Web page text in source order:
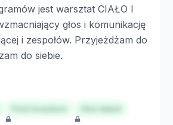
jest warsztat CIAŁO I
głos i komunikację
i zespołów. Przyjeżdżam do
do siebie.
Hire talent